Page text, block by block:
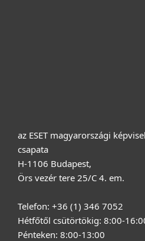
az ESET magyarországi
csapata
H-1106 Budapest,
Örs vezér tere 25/C 4. em.
Telefon: +36 (1) 346 7052
Hétfőtől csütörtökig: 8:00-
Pénteken: 8:00-13:00